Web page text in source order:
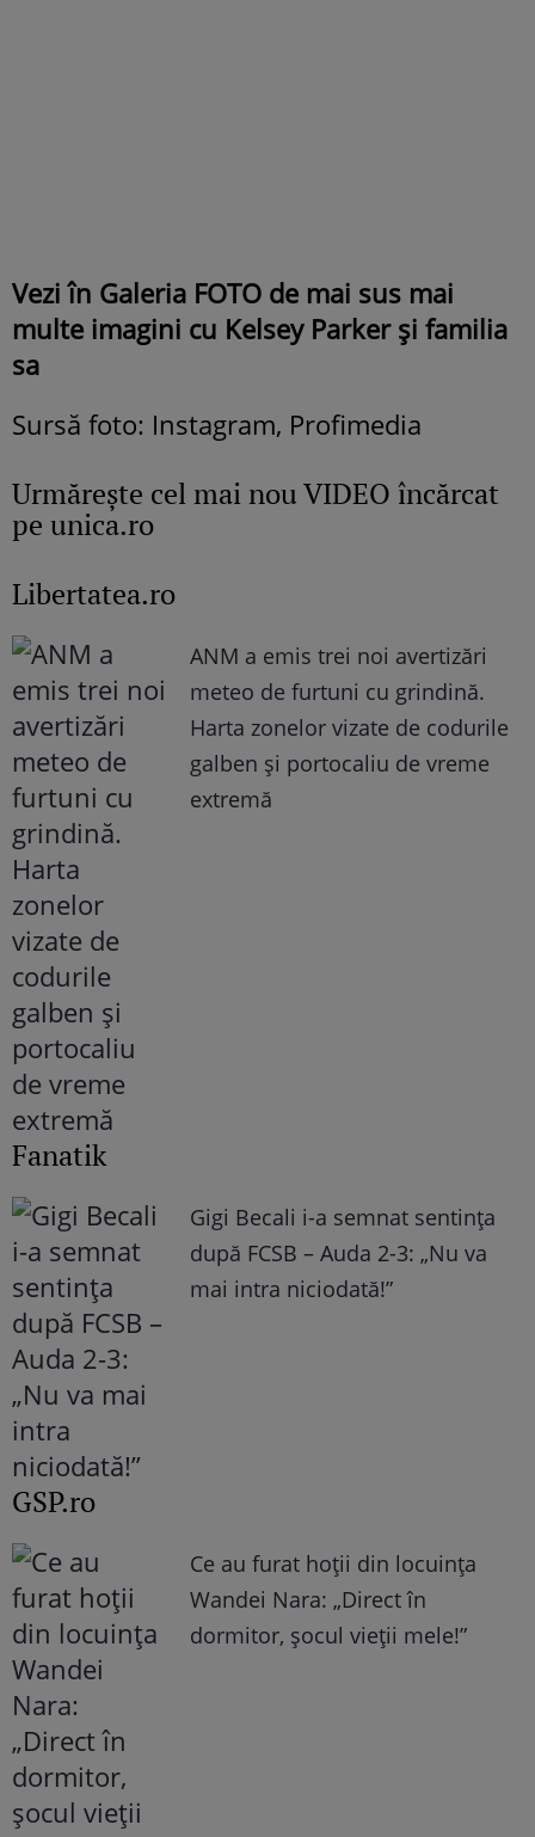
Vezi în Galeria FOTO de mai sus mai
multe imagini cu Kelsey Parker și familia
sa
Sursă foto: Instagram, Profimedia
Urmăreşte cel mai nou VIDEO încărcat
pe unica.ro
Libertatea.ro
ANM a emis trei noi avertizări
meteo de furtuni cu grindină.
Harta zonelor vizate de codurile
galben și portocaliu de vreme
extremă
Fanatik
Gigi Becali i-a semnat sentința
după FCSB – Auda 2-3: „Nu va
mai intra niciodată!”
GSP.ro
Ce au furat hoții din locuința
Wandei Nara: „Direct în
dormitor, șocul vieții mele!”